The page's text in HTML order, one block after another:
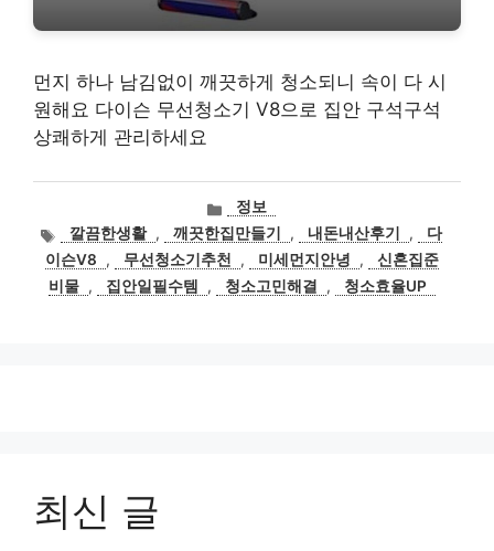
먼지 하나 남김없이 깨끗하게 청소되니 속이 다 시
원해요 다이슨 무선청소기 V8으로 집안 구석구석
상쾌하게 관리하세요
카
테
고
리
정보
태
그
깔끔한생활 , 깨끗한집만들기 , 내돈내산후기 ,
다
이슨V8
, 무선청소기추천 , 미세먼지안녕 ,
신혼집준
비물 , 집안일필수템 , 청소고민해결 , 청소효율UP
최신 글